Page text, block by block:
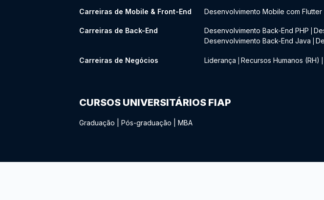
Carreiras de Mobile & Front-End Desenvolvimento Mobile com Flutter
Carreiras de Back-End Desenvolvimento Back-End PHP
Desenvolvimento Back-End Java
Carreiras de Negócios Liderança Recursos Humanos (RH)
CURSOS UNIVERSITÁRIOS FIAP
Graduação Pós-graduação MBA